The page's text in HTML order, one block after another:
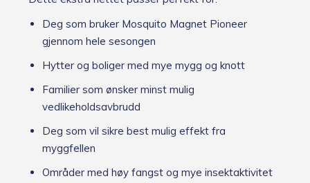
Deg som bruker Mosquito Magnet Pioneer
gjennom hele sesongen
Hytter og boliger med mye mygg og knott
Familier som ønsker minst mulig
vedlikeholdsavbrudd
Deg som vil sikre best mulig effekt fra
myggfellen
Områder med høy fangst og mye insektaktivitet